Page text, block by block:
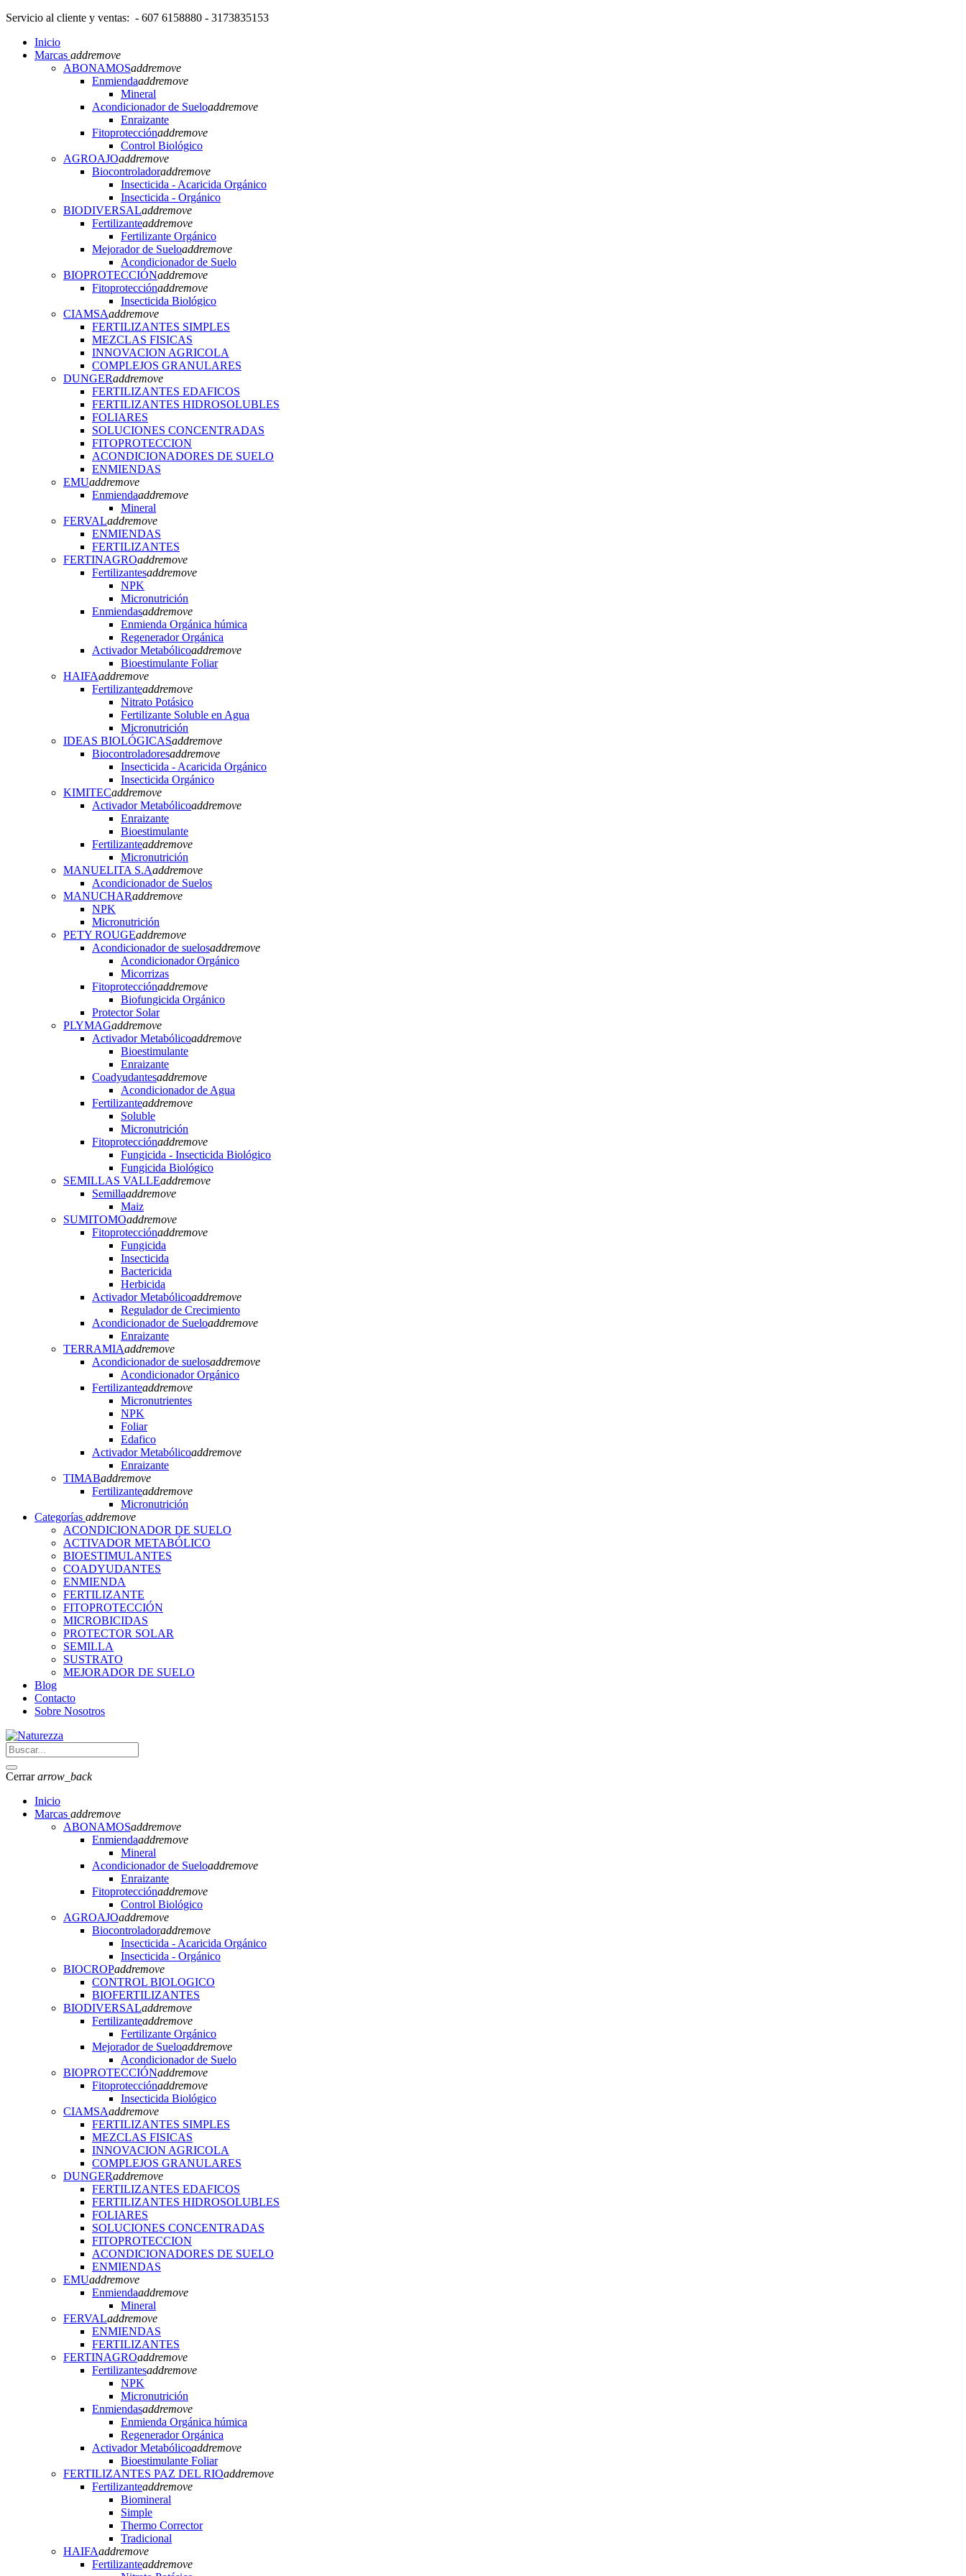
Servicio al cliente y ventas: - 607 6158880 - 3173835153
Inicio
Marcas addremove
ABONAMOSaddremove
Enmiendaaddremove
Mineral
Acondicionador de Sueloaddremove
Enraizante
Fitoprotecciónaddremove
Control Biológico
AGROAJOaddremove
Biocontroladoraddremove
Insecticida - Acaricida Orgánico
Insecticida - Orgánico
BIODIVERSALaddremove
Fertilizanteaddremove
Fertilizante Orgánico
Mejorador de Sueloaddremove
Acondicionador de Suelo
BIOPROTECCIÓNaddremove
Fitoprotecciónaddremove
Insecticida Biológico
CIAMSAaddremove
FERTILIZANTES SIMPLES
MEZCLAS FISICAS
INNOVACION AGRICOLA
COMPLEJOS GRANULARES
DUNGERaddremove
FERTILIZANTES EDAFICOS
FERTILIZANTES HIDROSOLUBLES
FOLIARES
SOLUCIONES CONCENTRADAS
FITOPROTECCION
ACONDICIONADORES DE SUELO
ENMIENDAS
EMUaddremove
Enmiendaaddremove
Mineral
FERVALaddremove
ENMIENDAS
FERTILIZANTES
FERTINAGROaddremove
Fertilizantesaddremove
NPK
Micronutrición
Enmiendasaddremove
Enmienda Orgánica húmica
Regenerador Orgánica
Activador Metabólicoaddremove
Bioestimulante Foliar
HAIFAaddremove
Fertilizanteaddremove
Nitrato Potásico
Fertilizante Soluble en Agua
Micronutrición
IDEAS BIOLÓGICASaddremove
Biocontroladoresaddremove
Insecticida - Acaricida Orgánico
Insecticida Orgánico
KIMITECaddremove
Activador Metabólicoaddremove
Enraizante
Bioestimulante
Fertilizanteaddremove
Micronutrición
MANUELITA S.Aaddremove
Acondicionador de Suelos
MANUCHARaddremove
NPK
Micronutrición
PETY ROUGEaddremove
Acondicionador de suelosaddremove
Acondicionador Orgánico
Micorrizas
Fitoprotecciónaddremove
Biofungicida Orgánico
Protector Solar
PLYMAGaddremove
Activador Metabólicoaddremove
Bioestimulante
Enraizante
Coadyudantesaddremove
Acondicionador de Agua
Fertilizanteaddremove
Soluble
Micronutrición
Fitoprotecciónaddremove
Fungicida - Insecticida Biológico
Fungicida Biológico
SEMILLAS VALLEaddremove
Semillaaddremove
Maiz
SUMITOMOaddremove
Fitoprotecciónaddremove
Fungicida
Insecticida
Bactericida
Herbicida
Activador Metabólicoaddremove
Regulador de Crecimiento
Acondicionador de Sueloaddremove
Enraizante
TERRAMIAaddremove
Acondicionador de suelosaddremove
Acondicionador Orgánico
Fertilizanteaddremove
Micronutrientes
NPK
Foliar
Edafico
Activador Metabólicoaddremove
Enraizante
TIMABaddremove
Fertilizanteaddremove
Micronutrición
Categorías addremove
ACONDICIONADOR DE SUELO
ACTIVADOR METABÓLICO
BIOESTIMULANTES
COADYUDANTES
ENMIENDA
FERTILIZANTE
FITOPROTECCIÓN
MICROBICIDAS
PROTECTOR SOLAR
SEMILLA
SUSTRATO
MEJORADOR DE SUELO
Blog
Contacto
Sobre Nosotros
Cerrararrow_back
Inicio
Marcas addremove
ABONAMOSaddremove
Enmiendaaddremove
Mineral
Acondicionador de Sueloaddremove
Enraizante
Fitoprotecciónaddremove
Control Biológico
AGROAJOaddremove
Biocontroladoraddremove
Insecticida - Acaricida Orgánico
Insecticida - Orgánico
BIOCROPaddremove
CONTROL BIOLOGICO
BIOFERTILIZANTES
BIODIVERSALaddremove
Fertilizanteaddremove
Fertilizante Orgánico
Mejorador de Sueloaddremove
Acondicionador de Suelo
BIOPROTECCIÓNaddremove
Fitoprotecciónaddremove
Insecticida Biológico
CIAMSAaddremove
FERTILIZANTES SIMPLES
MEZCLAS FISICAS
INNOVACION AGRICOLA
COMPLEJOS GRANULARES
DUNGERaddremove
FERTILIZANTES EDAFICOS
FERTILIZANTES HIDROSOLUBLES
FOLIARES
SOLUCIONES CONCENTRADAS
FITOPROTECCION
ACONDICIONADORES DE SUELO
ENMIENDAS
EMUaddremove
Enmiendaaddremove
Mineral
FERVALaddremove
ENMIENDAS
FERTILIZANTES
FERTINAGROaddremove
Fertilizantesaddremove
NPK
Micronutrición
Enmiendasaddremove
Enmienda Orgánica húmica
Regenerador Orgánica
Activador Metabólicoaddremove
Bioestimulante Foliar
FERTILIZANTES PAZ DEL RIOaddremove
Fertilizanteaddremove
Biomineral
Simple
Thermo Corrector
Tradicional
HAIFAaddremove
Fertilizanteaddremove